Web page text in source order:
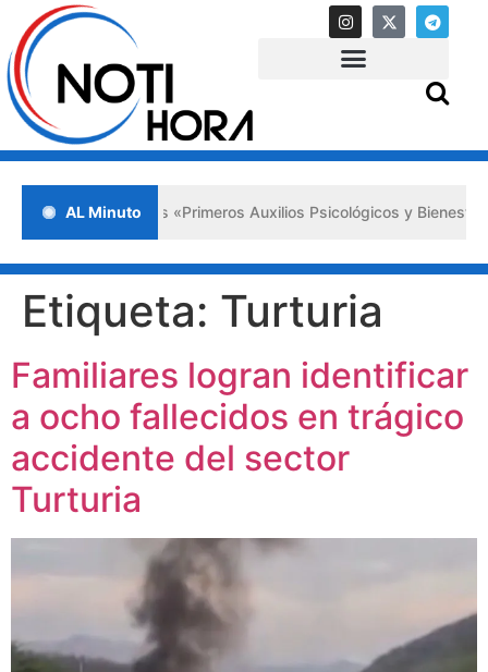
AL Minuto
en Lara impulsa los «Primeros Auxilios Psicológicos y Bienestar
Etiqueta: Turturia
Familiares logran identificar
a ocho fallecidos en trágico
accidente del sector
Turturia